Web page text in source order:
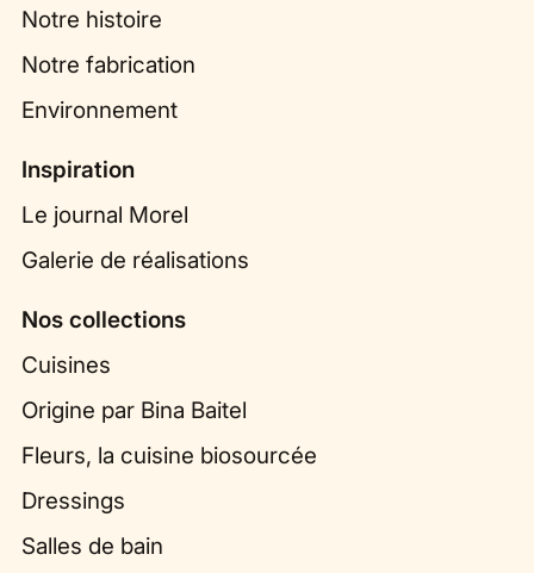
Notre histoire
Notre fabrication
Environnement
Inspiration
Le journal Morel
Galerie de réalisations
Nos collections
Cuisines
Origine par Bina Baitel
Fleurs, la cuisine biosourcée
Dressings
Salles de bain